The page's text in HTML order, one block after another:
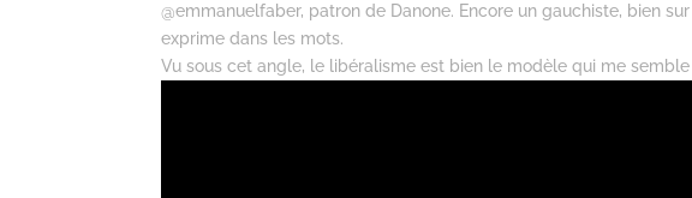
@emmanuelfaber, patron de Danone. Encore un gauchiste, bien
exprime dans les mots.
Vu sous cet angle, le libéralisme est bien le modèle qui me